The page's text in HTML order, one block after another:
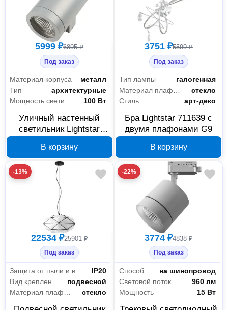
5999 ₽6895 ₽
Под заказ
Материал корпуса
металл
Тип
архитектурные
100 Вт
Уличный настенный
светильник Lightstar
В корзину
3751 ₽5599 ₽
Под заказ
Тип лампы
галогенная
стекло
Стиль
арт-деко
Бра Lightstar 711639 с
двумя плафонами G9
В корзину
-13%
22534 ₽25901 ₽
Под заказ
IP20
подвесной
стекло
-22%
3774 ₽4838 ₽
Под заказ
Способ установки
на шинопровод
Световой поток
960 лм
Мощность
15 Вт